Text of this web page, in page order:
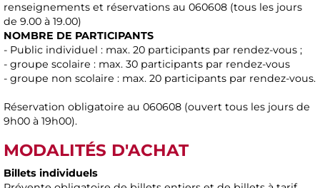
renseignements et réservations au 060608 (tous les jours
de 9.00 à 19.00)
NOMBRE DE PARTICIPANTS
- Public individuel : max. 20 participants par rendez-vous ;
- groupe scolaire : max. 30 participants par rendez-vous
- groupe non scolaire : max. 20 participants par rendez-vous.
Réservation obligatoire au 060608 (ouvert tous les jours de
9h00 à 19h00).
MODALITÉS D'ACHAT
Billets individuels